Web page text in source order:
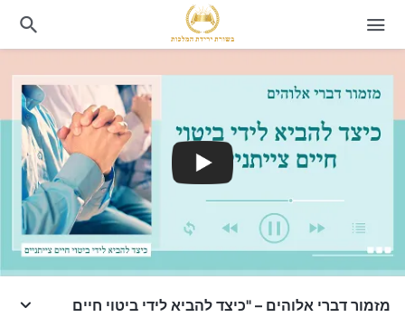
מזמור דברי אלוהים – "כיצד להביא לידי ביטוי חיים